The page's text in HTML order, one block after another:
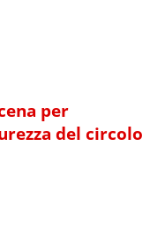
per
del circolo